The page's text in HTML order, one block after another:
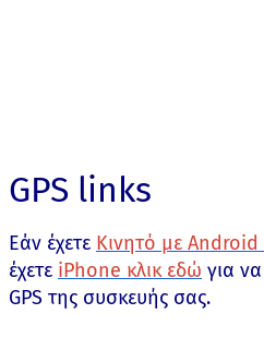
GPS links
Εάν έχετε Κινητό με Android
έχετε iPhone κλικ εδώ για
GPS της συσκευής σας.